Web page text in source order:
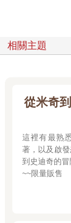
相關主題
從米奇
這裡有最熟
著，以及啟
到史迪奇的
~~限量販售